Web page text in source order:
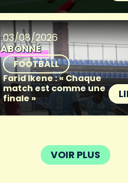
03/08/2026
ABONNÉ
FOOTBALL
Farid Ikene : « Chaque
match est comme une
finale »
VOIR PLUS